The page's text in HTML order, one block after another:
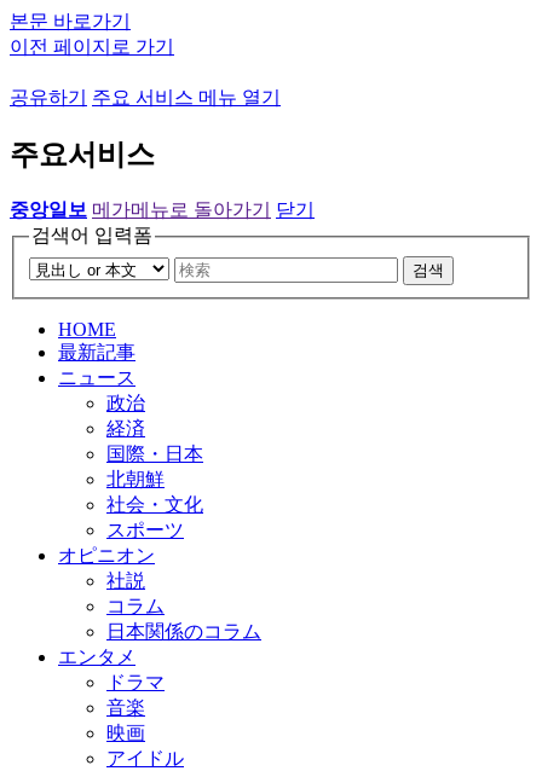
본문 바로가기
이전 페이지로 가기
공유하기 주요 서비스 메뉴 열기
주요서비스
중앙일보 메가메뉴로 돌아가기
닫기
검색어 입력폼
검색
HOME
最新記事
ニュース
政治
経済
国際・日本
北朝鮮
社会・文化
スポーツ
オピニオン
社説
コラム
日本関係のコラム
エンタメ
ドラマ
音楽
映画
アイドル